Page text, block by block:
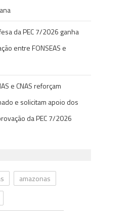
da PEC 7/2026 ganha
entre FONSEAS e
e CNAS reforçam
e solicitam apoio dos
da PEC 7/2026
amazonas